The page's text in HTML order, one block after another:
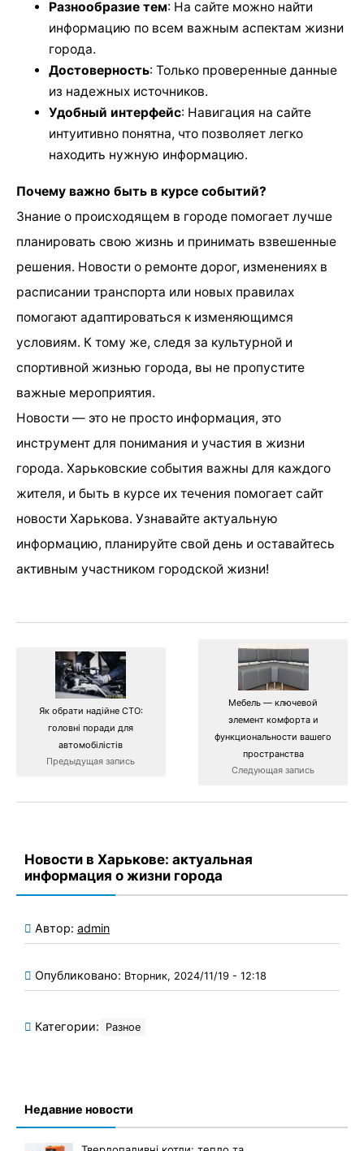
Разнообразие тем: На сайте можно найти
информацию по всем важным аспектам жизни
города.
Достоверность: Только проверенные данные
из надежных источников.
Удобный интерфейс: Навигация на сайте
интуитивно понятна, что позволяет легко
находить нужную информацию.
Почему важно быть в курсе событий?
Знание о происходящем в городе помогает лучше
планировать свою жизнь и принимать взвешенные
решения. Новости о ремонте дорог, изменениях в
расписании транспорта или новых правилах
помогают адаптироваться к изменяющимся
условиям. К тому же, следя за культурной и
спортивной жизнью города, вы не пропустите
важные мероприятия.
Новости — это не просто информация, это
инструмент для понимания и участия в жизни
города. Харьковские события важны для каждого
жителя, и быть в курсе их течения помогает сайт
новости Харькова. Узнавайте актуальную
информацию, планируйте свой день и оставайтесь
активным участником городской жизни!
Як обрати надійне СТО:
головні поради для
автомобілістів
Предыдущая запись
Мебель — ключевой
элемент комфорта и
функциональности вашего
пространства
Следующая запись
Новости в Харькове: актуальная
информация о жизни города
Автор: admin
Опубликовано: Вторник, 2024/11/19 - 12:18
Категории: Разное
Недавние новости